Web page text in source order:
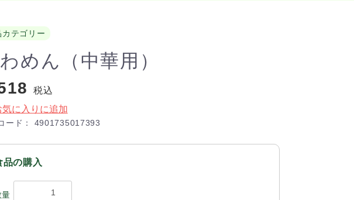
カテゴリー
めん（中華用）
税込
気に入りに追加
ード： 4901735017393
品の購入
量